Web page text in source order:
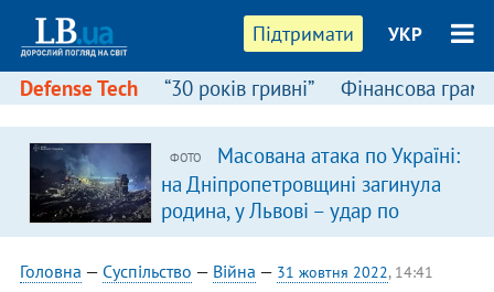
Підтримати УКР
Defense Tech “30 років гривні” Фінансова
ФОТО
Масована атака по Україні:
на Дніпропетровщині загинула
родина, у Львові – удар по
багатоповерхівках
(доповнюється)
Головна — Суспільство — Війна — 31 жовтня 2022, 14:41